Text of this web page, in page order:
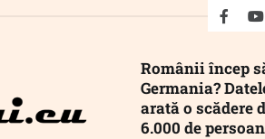
Românii încep
Germania?
arată o scădere
6.000 de